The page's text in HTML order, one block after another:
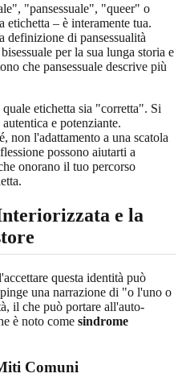
"pansessuale", "queer" o
etichetta – è interamente tua.
definizione di pansessualità
per la sua lunga storia e
che pansessuale descrive più
etichetta sia "corretta". Si
e potenziante.
non l'adattamento a una scatola
possono aiutarti a
onorano il tuo percorso
e la
questa identità può
una narrazione di "o l'uno o
il che può portare all'auto-
è noto come sindrome
Comuni